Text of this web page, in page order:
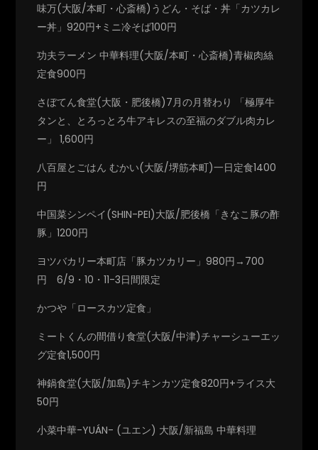
味万(大阪/本町・心斎橋)うどん・そば・丼「カツカレ
ー丼」920円+ミニ冷そば100円
功夫ラーメン 中華料理(大阪/本町・心斎橋)青椒肉絲
定食900円
さぼてん食堂(大阪・肥後橋)7月の月替わり 「極厚牛
タンと、とろっとろ牛アキレスの至福のダブル肉カレ
ー」 1,600円
八百屋とごはん むかい(大阪/堺筋本町)一日定食1400
円
中国菜シンペイ(SHIN-PEI)大阪/肥後橋「きなこ豚の酢
豚」1200円
ヨツバカリー本町店「豚カツカリー」980円→700
円 6/9・10・11-3日間限定
かつや「ロースカツ定食」
ミートくんの間借り食堂(大阪/中津)チャーシューエッ
グ定食1,500円
神鍋食堂(大阪/加島)チキンカツ定食820円+ライス大
50円
小菜中華-YUÁN- (ユエン) 大阪/新福島 中華料理